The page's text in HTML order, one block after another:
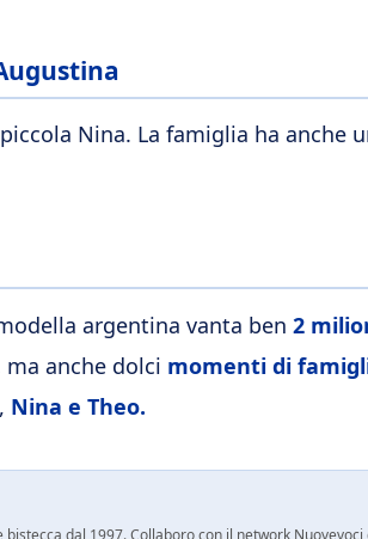
Nina. La famiglia ha anche
argentina vanta ben 2
ma anche dolci momenti di
Nina e Theo.
dal 1997. Collaboro con il network